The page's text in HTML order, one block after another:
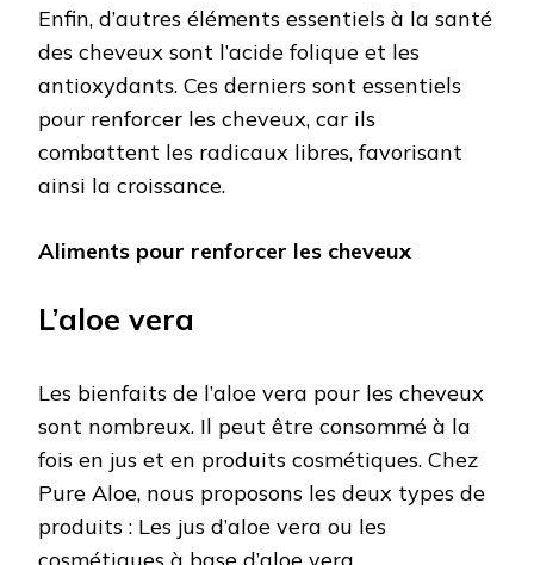
Enfin, d’autres éléments essentiels à la santé
des cheveux sont l’acide folique et les
antioxydants. Ces derniers sont essentiels
pour renforcer les cheveux, car ils
combattent les radicaux libres, favorisant
ainsi la croissance.
Aliments pour renforcer les cheveux
L’aloe vera
Les bienfaits de l’aloe vera pour les cheveux
sont nombreux. Il peut être consommé à la
fois en jus et en produits cosmétiques. Chez
Pure Aloe, nous proposons les deux types de
produits : Les jus d’aloe vera ou les